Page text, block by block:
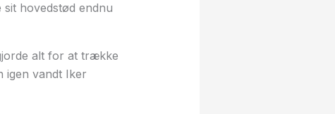
hovedstød endnu
alt for at trække
igen vandt Iker